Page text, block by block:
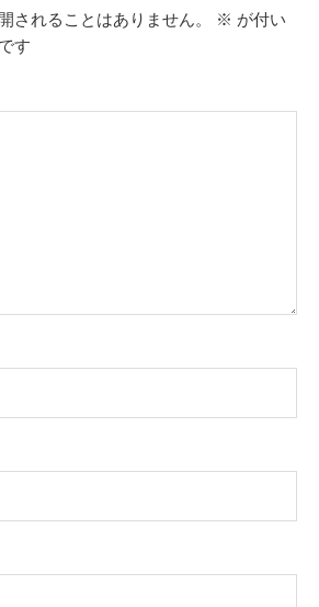
されることはありません。 ※ が付い
す